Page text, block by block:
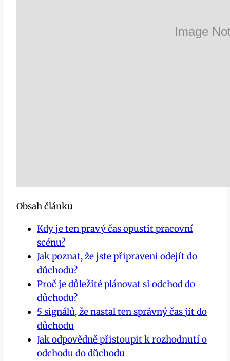
Obsah článku
Kdy je ten pravý čas opustit pracovní
scénu?
Jak poznat, že jste připraveni odejít do
důchodu?
Proč je důležité plánovat si odchod do
důchodu?
5 signálů, že nastal ten správný čas jít do
důchodu
Jak odpovědně přistoupit k rozhodnutí o
odchodu do důchodu